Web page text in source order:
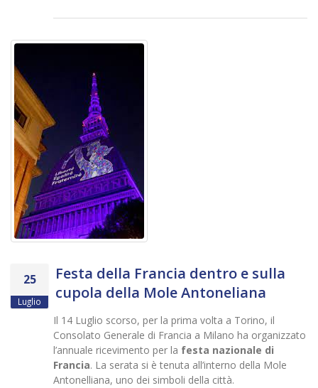
25
Luglio
Festa della Francia dentro e sulla
cupola della Mole Antoneliana
Il 14 Luglio scorso, per la prima volta a Torino, il
Consolato Generale di Francia a Milano ha organizzato
l’annuale ricevimento per la festa nazionale di
Francia. La serata si è tenuta all’interno della Mole
Antonelliana, uno dei simboli della città.